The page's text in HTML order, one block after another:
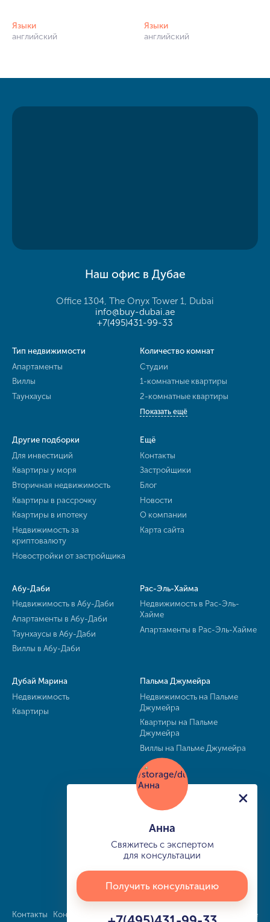
Языки
английский
Языки
английский
Наш офис в Дубае
Office 1304, The Onyx Tower 1, Dubai
info@buy-dubai.ae
+7(495)431-99-33
Тип недвижимости
Апартаменты
Виллы
Таунхаусы
Количество комнат
Студии
1-комнатные квартиры
2-комнатные квартиры
Показать ещё
Другие подборки
Для инвестиций
Квартиры у моря
Вторичная недвижимость
Квартиры в рассрочку
Квартиры в ипотеку
Недвижимость за
криптовалюту
Новостройки от застройщика
Ещё
Контакты
Застройщики
Блог
Новости
О компании
Карта сайта
Абу-Даби
Недвижимость в Абу-Даби
Апартаменты в Абу-Даби
Таунхаусы в Абу-Даби
Виллы в Абу-Даби
Рас-Эль-Хайма
Недвижимость в Рас-Эль-
Хайме
Апартаменты в Рас-Эль-Хайме
Дубай Марина
Недвижимость
Квартиры
Пальма Джумейра
Недвижимость на Пальме
Джумейра
Квартиры на Пальме
Джумейра
Виллы на Пальме Джумейра
Контакты Конфиденциальность Карта сайта info@buy-dubai.ae
Анна
Свяжитесь с экспертом
для консультации
Получить консультацию